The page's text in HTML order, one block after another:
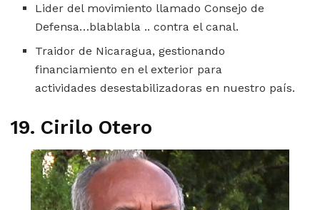
Lider del movimiento llamado Consejo de
Defensa…blablabla .. contra el canal.
Traidor de Nicaragua, gestionando
financiamiento en el exterior para
actividades desestabilizadoras en nuestro país.
19. Cirilo Otero